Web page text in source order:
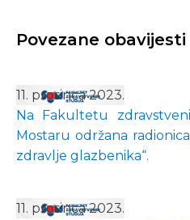
Povezane obavijesti
11. prosinca 2023.
Na Fakultetu
Mostaru održana
zdravlje glazbenika“.
11. prosinca 2023.